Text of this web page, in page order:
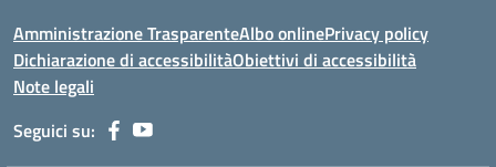
Amministrazione TrasparenteAlbo onlinePrivacy policy
Dichiarazione di accessibilitàObiettivi di accessibilità
Note legali
Seguici su: